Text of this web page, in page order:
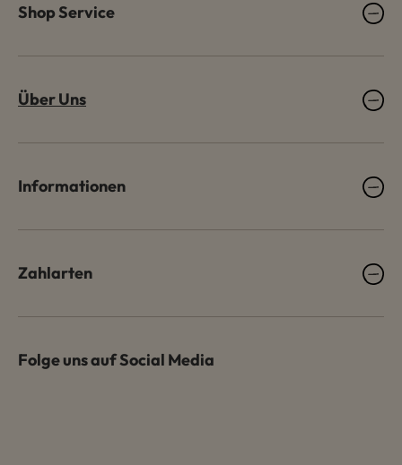
Shop Service
Über Uns
Informationen
Zahlarten
Folge uns auf Social Media